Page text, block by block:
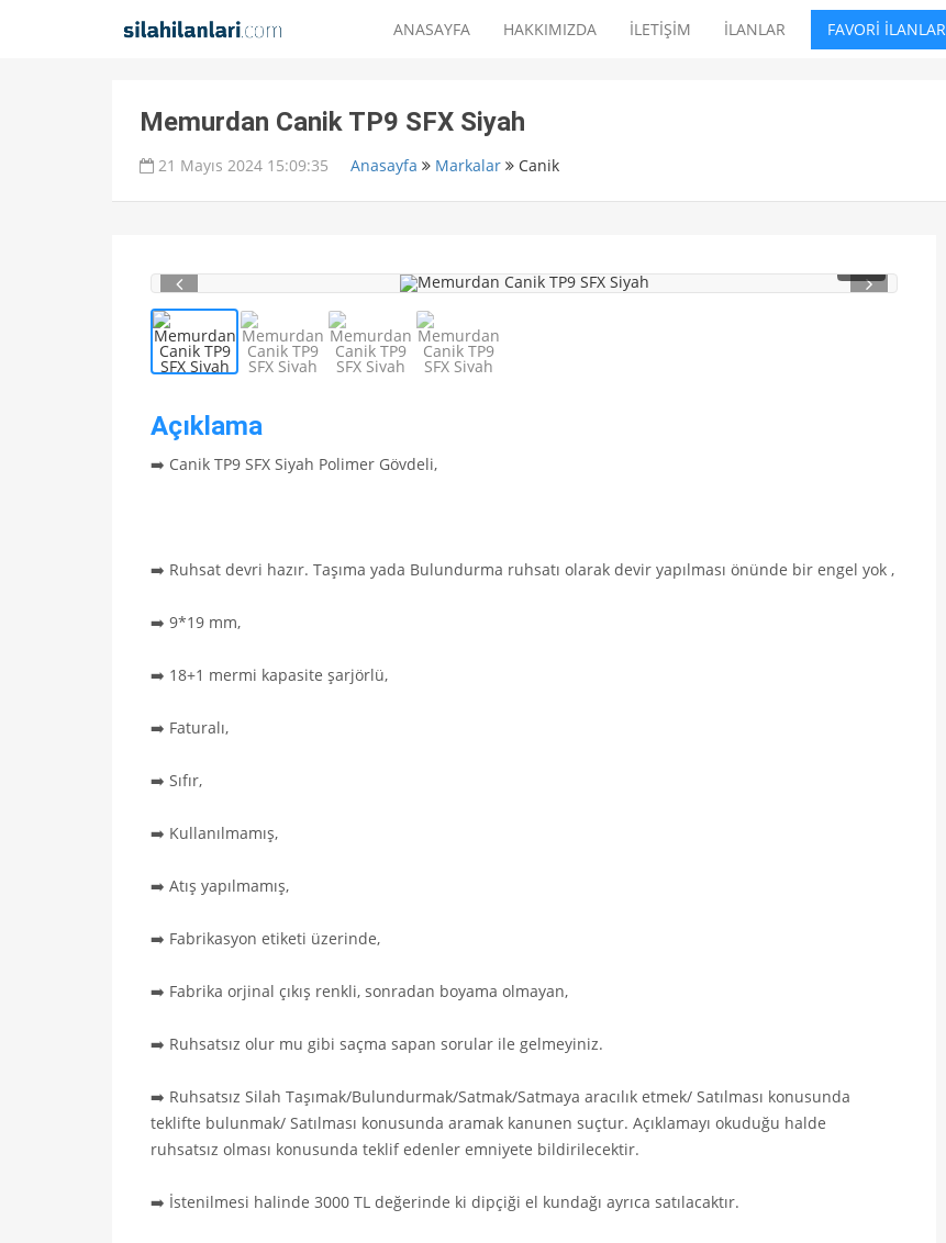
ANASAYFA HAKKIMIZDA İLETİŞİM İLANLAR FAVORİ İLANLAR
Memurdan Canik TP9 SFX Siyah
21 Mayıs 2024 15:09:35 Anasayfa Markalar Canik
1/ 4
Açıklama
➡️ Canik TP9 SFX Siyah Polimer Gövdeli,
➡️ Ruhsat devri hazır. Taşıma yada Bulundurma ruhsatı olarak devir yapılması önünde bir engel yok ,
➡️ 9*19 mm,
➡️ 18+1 mermi kapasite şarjörlü,
➡️ Faturalı,
➡️ Sıfır,
➡️ Kullanılmamış,
➡️ Atış yapılmamış,
➡️ Fabrikasyon etiketi üzerinde,
➡️ Fabrika orjinal çıkış renkli, sonradan boyama olmayan,
➡️ Ruhsatsız olur mu gibi saçma sapan sorular ile gelmeyiniz.
➡️ Ruhsatsız Silah Taşımak/Bulundurmak/Satmak/Satmaya aracılık etmek/ Satılması konusunda
teklifte bulunmak/ Satılması konusunda aramak kanunen suçtur. Açıklamayı okuduğu halde
ruhsatsız olması konusunda teklif edenler emniyete bildirilecektir.
➡️ İstenilmesi halinde 3000 TL değerinde ki dipçiği el kundağı ayrıca satılacaktır.
Canik Mc9 Siyah Sıfır Kullaılmamış
TL30,000.00